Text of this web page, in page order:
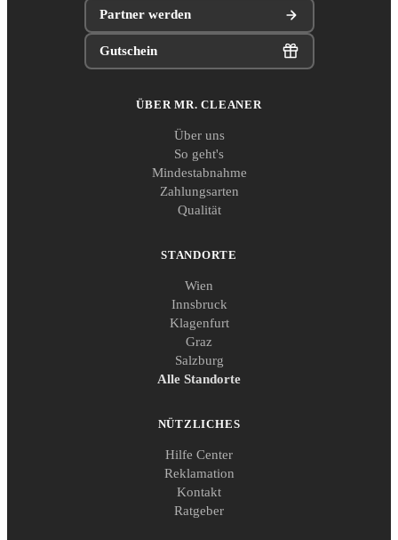
Partner werden
Gutschein
ÜBER MR. CLEANER
Über uns
So geht's
Mindestabnahme
Zahlungsarten
Qualität
STANDORTE
Wien
Innsbruck
Klagenfurt
Graz
Salzburg
Alle Standorte
NÜTZLICHES
Hilfe Center
Reklamation
Kontakt
Ratgeber